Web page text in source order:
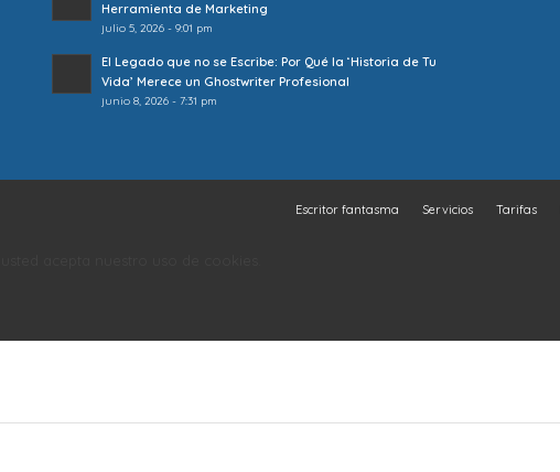
Herramienta de Marketing
julio 5, 2026 - 9:01 pm
El Legado que no se Escribe: Por Qué la ‘Historia de Tu
Vida’ Merece un Ghostwriter Profesional
junio 8, 2026 - 7:31 pm
Escritor fantasma Servicios Tarifas